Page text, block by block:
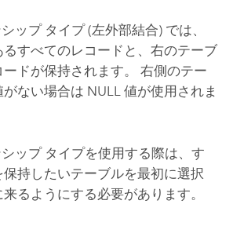
ップ タイプ (左外部結合) では、
すべてのレコードと、右のテーブ
ドが保持されます。 右側のテー
ない場合は NULL 値が使用されま
ップ タイプを使用する際は、す
持したいテーブルを最初に選択
るようにする必要があります。